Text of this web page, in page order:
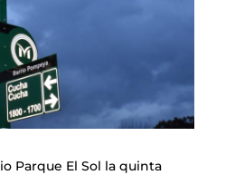
Parque El Sol la quinta